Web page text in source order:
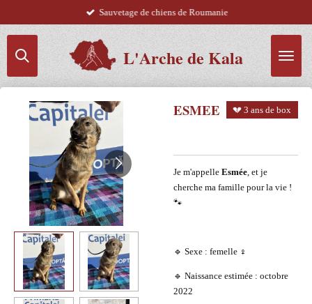
principal
L'Arche de Kala
Sauvetage de chiens de Roumanie
ESMEE 💔 3 ans de box
Je m'appelle Esmée, et je
cherche ma famille pour la vie !
🐾
🔹 Sexe : femelle ♀️
🔹 Naissance estimée : octobre
2022